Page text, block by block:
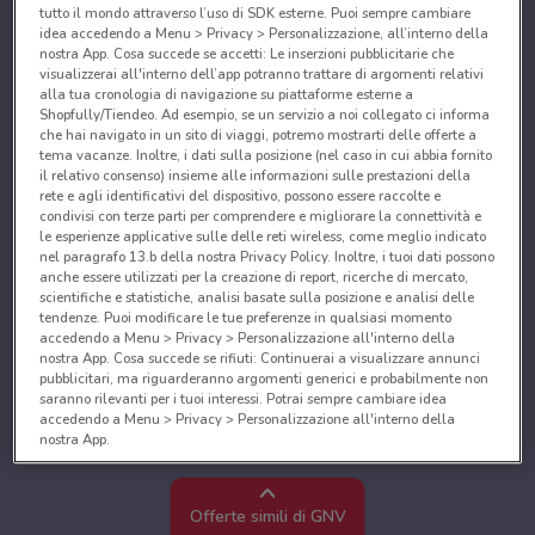
Offerte simili di GNV
tutto il mondo attraverso l’uso di SDK esterne. Puoi sempre cambiare
idea accedendo a Menu > Privacy > Personalizzazione, all’interno della
nostra App. Cosa succede se accetti: Le inserzioni pubblicitarie che
visualizzerai all'interno dell’app potranno trattare di argomenti relativi
alla tua cronologia di navigazione su piattaforme esterne a
Shopfully/Tiendeo. Ad esempio, se un servizio a noi collegato ci informa
che hai navigato in un sito di viaggi, potremo mostrarti delle offerte a
tema vacanze. Inoltre, i dati sulla posizione (nel caso in cui abbia fornito
il relativo consenso) insieme alle informazioni sulle prestazioni della
rete e agli identificativi del dispositivo, possono essere raccolte e
condivisi con terze parti per comprendere e migliorare la connettività e
le esperienze applicative sulle delle reti wireless, come meglio indicato
nel paragrafo 13.b della nostra Privacy Policy. Inoltre, i tuoi dati possono
anche essere utilizzati per la creazione di report, ricerche di mercato,
scientifiche e statistiche, analisi basate sulla posizione e analisi delle
tendenze. Puoi modificare le tue preferenze in qualsiasi momento
accedendo a Menu > Privacy > Personalizzazione all'interno della
nostra App. Cosa succede se rifiuti: Continuerai a visualizzare annunci
pubblicitari, ma riguarderanno argomenti generici e probabilmente non
saranno rilevanti per i tuoi interessi. Potrai sempre cambiare idea
accedendo a Menu > Privacy > Personalizzazione all'interno della
nostra App.
Noi e i nostri partner trattiamo i dati per fornire:
Utilizzare dati di geolocalizzazione precisi. Scansione attiva delle
caratteristiche del dispositivo ai fini dell’identificazione. Archiviare